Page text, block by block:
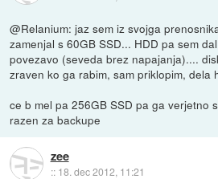
@Relanium: jaz sem iz svojga
zamenjal s 60GB SSD... HDD pa sem
povezavo (seveda brez napajanja)....
zraven ko ga rabim, sam priklopim, dela
ce b mel pa 256GB SSD pa ga verjetno
razen za backupe
zee
:: 18. dec 2012, 11:21